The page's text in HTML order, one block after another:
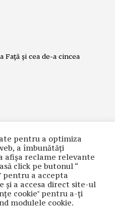
Față și cea de-a cincea
– Crime premeditate prin
inutile
pentru a optimiza
a îmbunătăţi
afişa reclame relevante
click pe butonul “
pentru a accepta
şi a accesa direct site-ul
cookie" pentru a-ţi
modulele cookie.